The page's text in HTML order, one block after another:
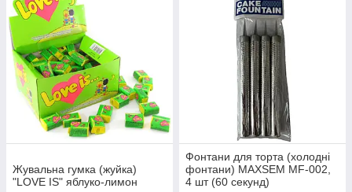
Жувальна гумка (жуйка)
"LOVE IS" яблуко-лимон
Фонтани для торта (холодні
фонтани) MAXSEM MF-002,
4 шт (60 секунд)